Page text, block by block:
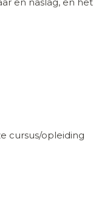
cursus/opleiding